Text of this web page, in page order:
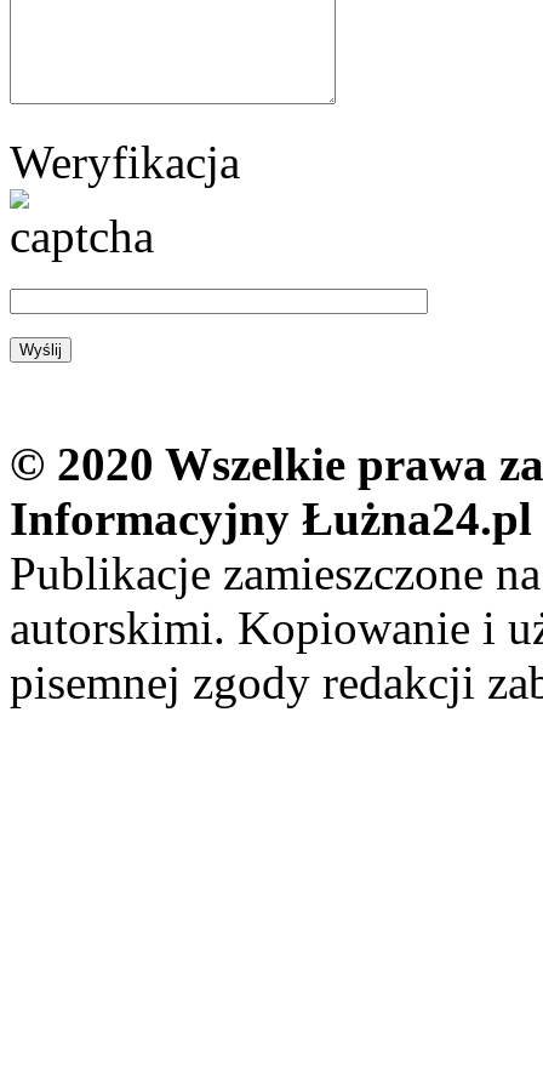
Weryfikacja
© 2020 Wszelkie prawa
Informacyjny Łużna24.pl
Publikacje zamieszczone
autorskimi. Kopiowanie i
pisemnej zgody redakcji